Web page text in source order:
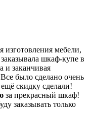
мебели,
шкаф-купе в
и заканчивая
было сделано очень
скидку сделали!
за прекрасный шкаф!
заказывать только